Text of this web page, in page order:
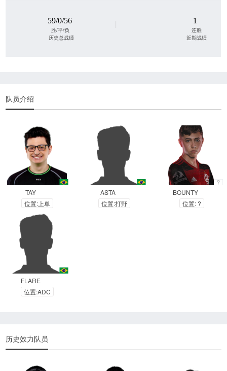
|
59/0/56
胜/平/负
历史总战绩
1
连胜
近期战绩
队员介绍
TAY
位置:上单
ASTA
位置:打野
BOUNTY
位置: ?
FLARE
位置:ADC
历史效力队员